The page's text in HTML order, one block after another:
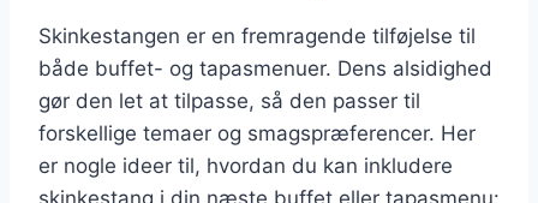
Skinkestangen er en fremragende tilføjelse til
både buffet- og tapasmenuer. Dens alsidighed
gør den let at tilpasse, så den passer til
forskellige temaer og smagspræferencer. Her
er nogle ideer til, hvordan du kan inkludere
skinkestang i din næste buffet eller tapasmenu: